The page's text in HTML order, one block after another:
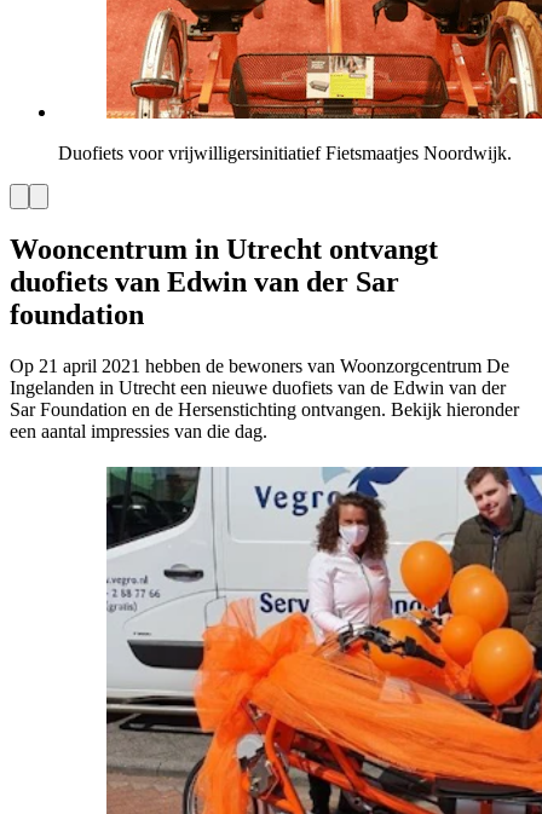
Duofiets voor vrijwilligersinitiatief Fietsmaatjes Noordwijk.
Wooncentrum in Utrecht ontvangt
duofiets van Edwin van der Sar
foundation
Op 21 april 2021 hebben de bewoners van Woonzorgcentrum De
Ingelanden in Utrecht een nieuwe duofiets van de Edwin van der
Sar Foundation en de Hersenstichting ontvangen. Bekijk hieronder
een aantal impressies van die dag.